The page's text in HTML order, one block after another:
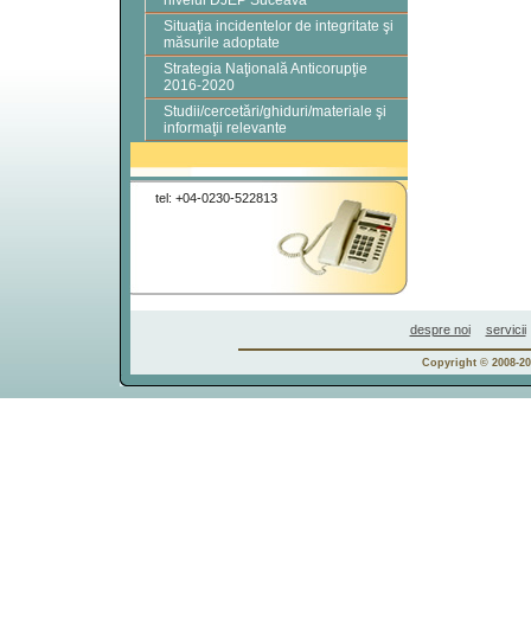
Situaţia incidentelor de integritate şi
măsurile adoptate
Strategia Naţională Anticorupţie
2016-2020
Studii/cercetări/ghiduri/materiale şi
informaţii relevante
tel: +04-0230-522813
despre noi servicii
Copyright © 2008-